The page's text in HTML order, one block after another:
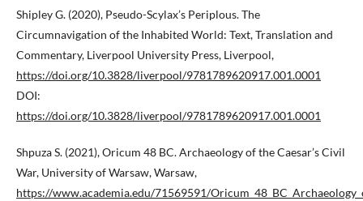
Shipley G. (2020), Pseudo-Scylax’s Periplous. The
Circumnavigation of the Inhabited World: Text, Translation and
Commentary, Liverpool University Press, Liverpool,
https://doi.org/10.3828/liverpool/9781789620917.001.0001
DOI:
https://doi.org/10.3828/liverpool/9781789620917.001.0001
Shpuza S. (2021), Oricum 48 BC. Archaeology of the Caesar’s Civil
War, University of Warsaw, Warsaw,
https://www.academia.edu/71569591/